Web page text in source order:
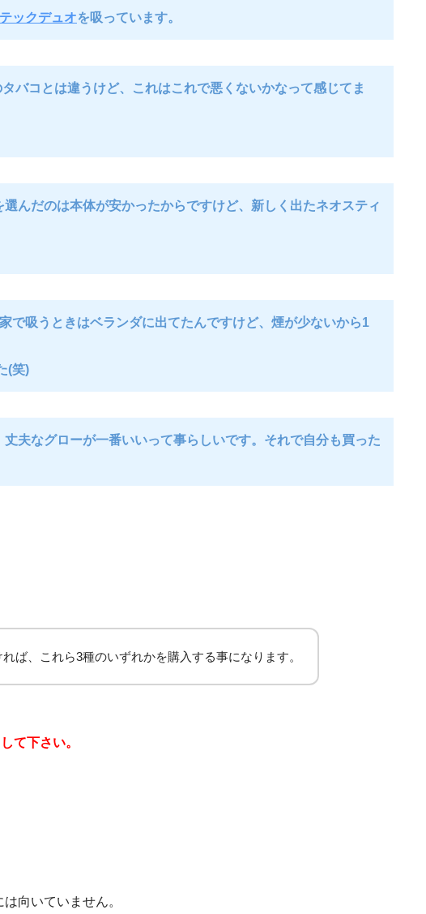
ックデュオを吸っています。
バコとは違うけど、これはこれで悪くないかなって感じてま
んだのは本体が安かったからですけど、新しく出たネオスティ
で吸うときはベランダに出てたんですけど、煙が少ないから1
(笑)
夫なグローが一番いいって事らしいです。それで自分も買った
ば、これら3種のいずれかを購入する事になります。
て下さい。
向いていません。